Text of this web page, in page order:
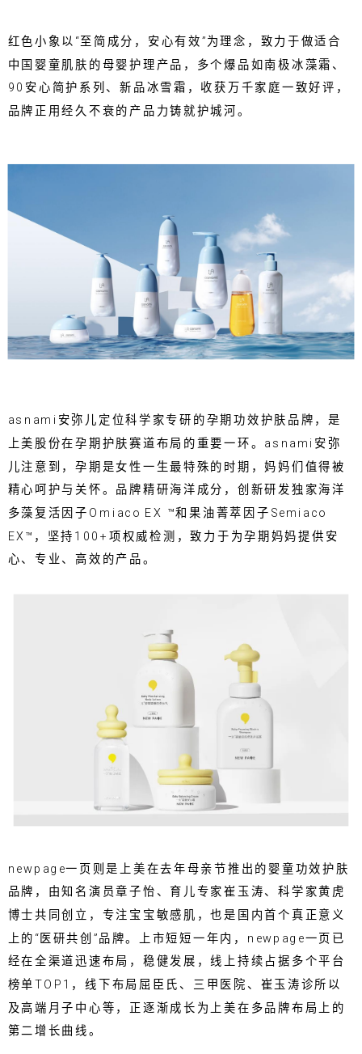
红色小象以“至简成分，安心有效”为理念，致力于做适合
中国婴童肌肤的母婴护理产品，多个爆品如南极冰藻霜、
90安心简护系列、新品冰雪霜，收获万千家庭一致好评，
品牌正用经久不衰的产品力铸就护城河。
asnami安弥儿定位科学家专研的孕期功效护肤品牌，是
上美股份在孕期护肤赛道布局的重要一环。asnami安弥
儿注意到，孕期是女性一生最特殊的时期，妈妈们值得被
精心呵护与关怀。品牌精研海洋成分，创新研发独家海洋
多藻复活因子Omiaco EX ™和果油菁萃因子Semiaco
EX™，坚持100+项权威检测，致力于为孕期妈妈提供安
心、专业、高效的产品。
newpage一页则是上美在去年母亲节推出的婴童功效护肤
品牌，由知名演员章子怡、育儿专家崔玉涛、科学家黄虎
博士共同创立，专注宝宝敏感肌，也是国内首个真正意义
上的“医研共创”品牌。上市短短一年内，newpage一页已
经在全渠道迅速布局，稳健发展，线上持续占据多个平台
榜单TOP1，线下布局屈臣氏、三甲医院、崔玉涛诊所以
及高端月子中心等，正逐渐成长为上美在多品牌布局上的
第二增长曲线。